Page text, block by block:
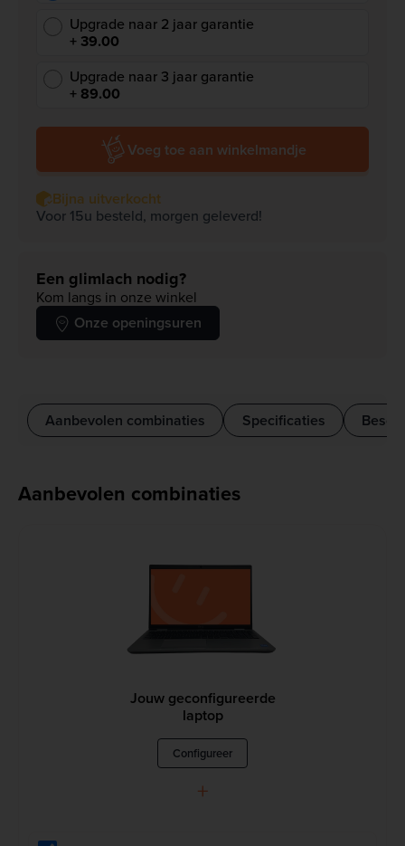
Upgrade naar 2 jaar garantie
+ 39.00
Upgrade naar 3 jaar garantie
+ 89.00
Voeg toe aan winkelmandje
Bijna uitverkocht
Voor 15u besteld, morgen geleverd!
Een glimlach nodig?
Kom langs in onze winkel
Onze openingsuren
Aanbevolen combinaties Specificaties
Aanbevolen combinaties
Jouw geconfigureerde
laptop
Configureer
+